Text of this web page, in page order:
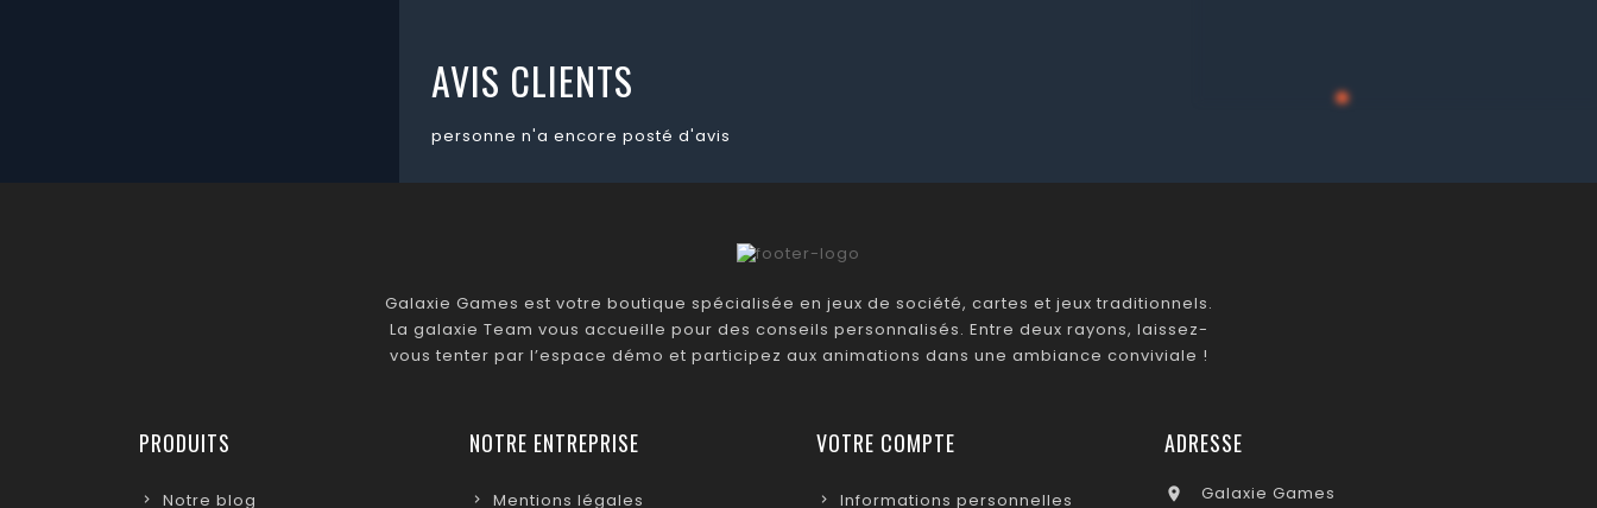
AVIS CLIENTS
personne n'a encore posté d'avis
Galaxie Games est votre boutique spécialisée en jeux de société, cartes et jeux traditionnels.
La galaxie Team vous accueille pour des conseils personnalisés. Entre deux rayons, laissez-
vous tenter par l’espace démo et participez aux animations dans une ambiance conviviale !
PRODUITS
Notre blog
NOTRE ENTREPRISE
Mentions légales
VOTRE COMPTE
Informations personnelles
ADRESSE

Galaxie Games